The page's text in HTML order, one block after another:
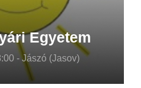
Egyetem
- Jászó (Jasov)